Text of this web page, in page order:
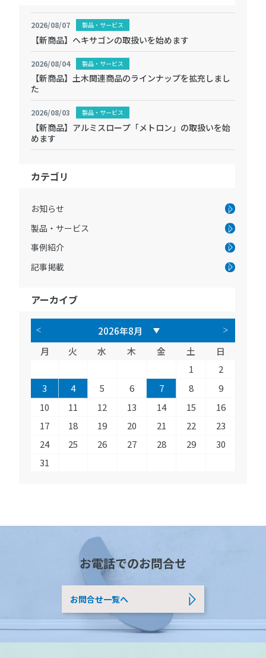
2026/08/07 製品・サービス
【新商品】ヘキサゴンの取扱いを始めます
2026/08/04 製品・サービス
【新商品】土木関連商品のラインナップを拡充しまし
た
2026/08/03 製品・サービス
【新商品】アルミスロープ「メトロン」の取扱いを始
めます
カテゴリ
お知らせ
製品・サービス
事例紹介
記事掲載
アーカイブ
月 火 水 木 金 土
日
1
2
3
4 5 6 7 8
9
10
11 12 13 14 15
16
17
18 19 20 21 22
23
24
25 26 27 28 29
30
31
お電話でのお問合せ
お問合せ一覧へ